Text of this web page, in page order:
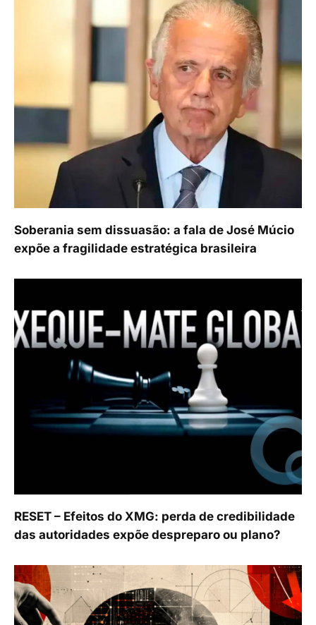
Soberania sem dissuasão: a fala de José Múcio
expõe a fragilidade estratégica brasileira
RESET – Efeitos do XMG: perda de credibilidade
das autoridades expõe despreparo ou plano?